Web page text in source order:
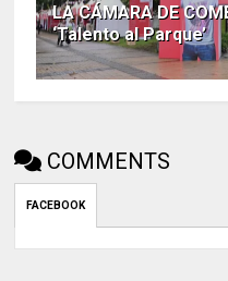
LA CÁMARA DE
‘Talento al Parque’
COMMENTS
FACEBOOK